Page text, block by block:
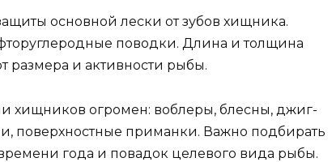
основной лески от зубов хищника.
поводки. Длина и толщина
размера и активности рыбы.
хищников огромен: воблеры, блесны, джиг-
поверхностные приманки. Важно подбирать
года и повадок целевого вида рыбы.